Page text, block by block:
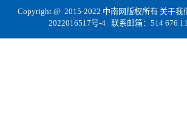
Copyright @ 2015-2022 中南网版权所有 关于我
2022016517号-4联系邮箱：514 676